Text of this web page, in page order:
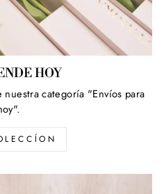
HOY
nuestra categoría "Envíos para